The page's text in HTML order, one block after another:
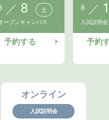
8 土
ープンキャンパス
予約する
8
入試説明会
予約
オンライン
入試説明会